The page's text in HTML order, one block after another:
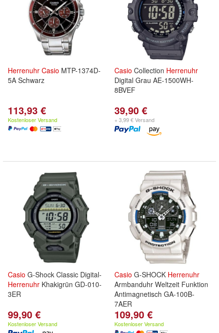
Herrenuhr Casio MTP-1374D-
5A Schwarz
113,93 €
Kostenloser Versand
Casio Collection Herrenuhr
Digital Grau AE-1500WH-
8BVEF
39,90 €
+ 3,99 € Versand
Casio G-Shock Classic Digital-
Herrenuhr Khakigrün GD-010-
3ER
99,90 €
Kostenloser Versand
Casio G-SHOCK Herrenuhr
Armbanduhr Weltzeit Funktion
Antimagnetisch GA-100B-
7AER
109,90 €
Kostenloser Versand